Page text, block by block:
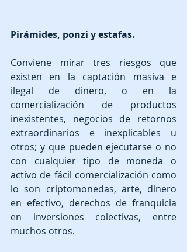
Pirámides, ponzi y estafas.
Conviene mirar tres riesgos que
existen en la captación masiva e
ilegal de dinero, o en la
comercialización de productos
inexistentes, negocios de retornos
extraordinarios e inexplicables u
otros; y que pueden ejecutarse o no
con cualquier tipo de moneda o
activo de fácil comercialización como
lo son criptomonedas, arte, dinero
en efectivo, derechos de franquicia
en inversiones colectivas, entre
muchos otros.